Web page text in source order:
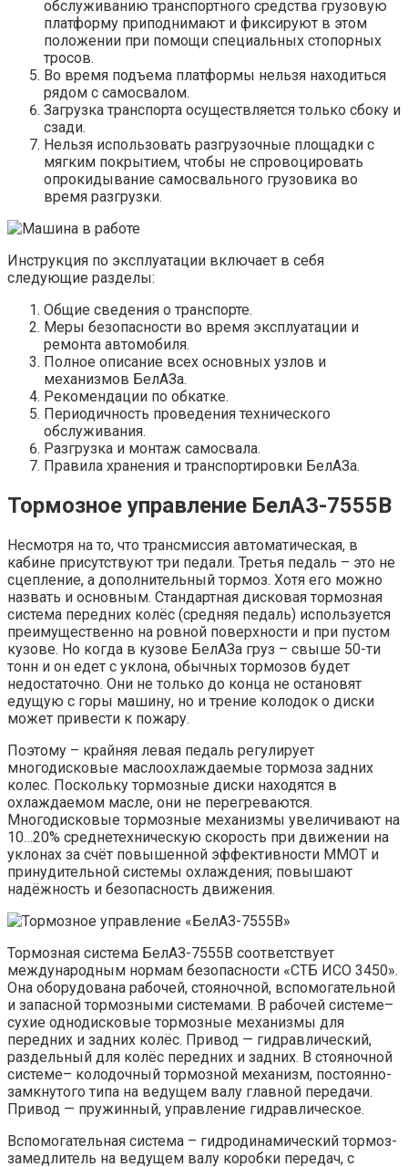
обслуживанию транспортного средства грузовую
платформу приподнимают и фиксируют в этом
положении при помощи специальных стопорных
тросов.
Во время подъема платформы нельзя находиться
рядом с самосвалом.
Загрузка транспорта осуществляется только сбоку и
сзади.
Нельзя использовать разгрузочные площадки с
мягким покрытием, чтобы не спровоцировать
опрокидывание самосвального грузовика во
время разгрузки.
Инструкция по эксплуатации включает в себя
следующие разделы:
Общие сведения о транспорте.
Меры безопасности во время эксплуатации и
ремонта автомобиля.
Полное описание всех основных узлов и
механизмов БелАЗа.
Рекомендации по обкатке.
Периодичность проведения технического
обслуживания.
Разгрузка и монтаж самосвала.
Правила хранения и транспортировки БелАЗа.
Тормозное управление БелАЗ-7555В
Несмотря на то, что трансмиссия автоматическая, в
кабине присутствуют три педали. Третья педаль – это не
сцепление, а дополнительный тормоз. Хотя его можно
назвать и основным. Стандартная дисковая тормозная
система передних колёс (средняя педаль) используется
преимущественно на ровной поверхности и при пустом
кузове. Но когда в кузове БелАЗа груз – свыше 50-ти
тонн и он едет с уклона, обычных тормозов будет
недостаточно. Они не только до конца не остановят
едущую с горы машину, но и трение колодок о диски
может привести к пожару.
Поэтому – крайняя левая педаль регулирует
многодисковые маслоохлаждаемые тормоза задних
колес. Поскольку тормозные диски находятся в
охлаждаемом масле, они не перегреваются.
Многодисковые тормозные механизмы увеличивают на
10…20% среднетехническую скорость при движении на
уклонах за счёт повышенной эффективности ММОТ и
принудительной системы охлаждения; повышают
надёжность и безопасность движения.
Тормозная система БелАЗ-7555В соответствует
международным нормам безопасности «СТБ ИСО 3450».
Она оборудована рабочей, стояночной, вспомогательной
и запасной тормозными системами. В рабочей системе–
сухие однодисковые тормозные механизмы для
передних и задних колёс. Привод — гидравлический,
раздельный для колёс передних и задних. В стояночной
системе– колодочный тормозной механизм, постоянно-
замкнутого типа на ведущем валу главной передачи.
Привод — пружинный, управление гидравлическое.
Вспомогательная система – гидродинамический тормоз-
замедлитель на ведущем валу коробки передач, с